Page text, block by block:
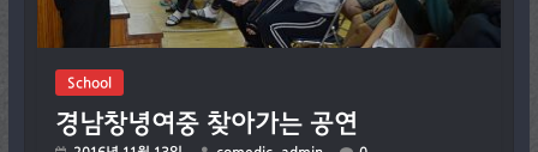
School
경남창녕여중 찾아가는 공연